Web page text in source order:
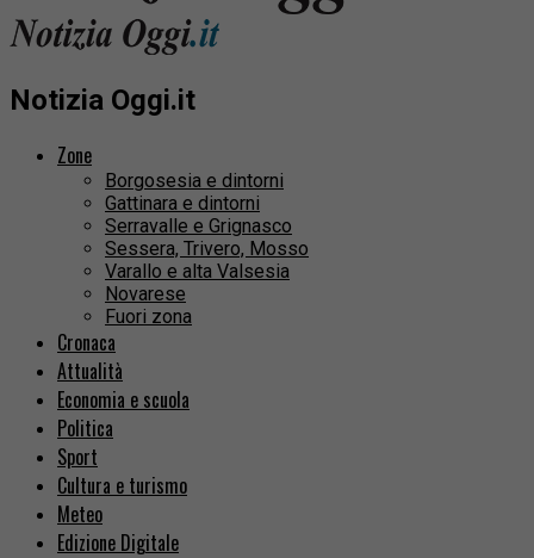
Notizia Oggi.it
Zone
Borgosesia e dintorni
Gattinara e dintorni
Serravalle e Grignasco
Sessera, Trivero, Mosso
Varallo e alta Valsesia
Novarese
Fuori zona
Cronaca
Attualità
Economia e scuola
Politica
Sport
Cultura e turismo
Meteo
Edizione Digitale